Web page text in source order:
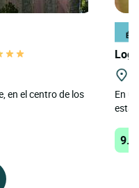
en el centro de los
En